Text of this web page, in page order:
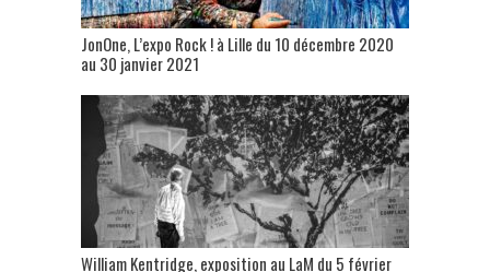
JonOne, L’expo Rock ! à Lille du 10 décembre 2020
au 30 janvier 2021
William Kentridge, exposition au LaM du 5 février